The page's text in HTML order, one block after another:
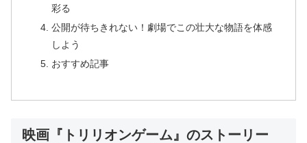
彩る
公開が待ちきれない！劇場でこの壮大な物語を体感
しよう
おすすめ記事
映画『トリリオンゲーム』のストーリー